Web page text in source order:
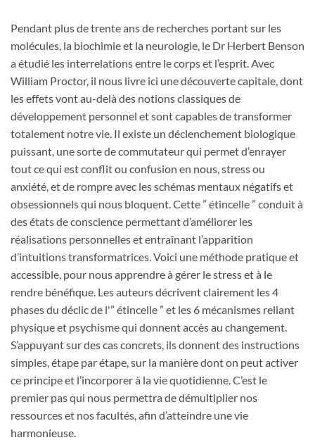
Pendant plus de trente ans de recherches portant sur les
molécules, la biochimie et la neurologie, le Dr Herbert Benson
a étudié les interrelations entre le corps et l’esprit. Avec
William Proctor, il nous livre ici une découverte capitale, dont
les effets vont au-delà des notions classiques de
développement personnel et sont capables de transformer
totalement notre vie. Il existe un déclenchement biologique
puissant, une sorte de commutateur qui permet d’enrayer
tout ce qui est conflit ou confusion en nous, stress ou
anxiété, et de rompre avec les schémas mentaux négatifs et
obsessionnels qui nous bloquent. Cette ” étincelle ” conduit à
des états de conscience permettant d’améliorer les
réalisations personnelles et entraînant l’apparition
d’intuitions transformatrices. Voici une méthode pratique et
accessible, pour nous apprendre à gérer le stress et à le
rendre bénéfique. Les auteurs décrivent clairement les 4
phases du déclic de l'” étincelle ” et les 6 mécanismes reliant
physique et psychisme qui donnent accès au changement.
S’appuyant sur des cas concrets, ils donnent des instructions
simples, étape par étape, sur la manière dont on peut activer
ce principe et l’incorporer à la vie quotidienne. C’est le
premier pas qui nous permettra de démultiplier nos
ressources et nos facultés, afin d’atteindre une vie
harmonieuse.